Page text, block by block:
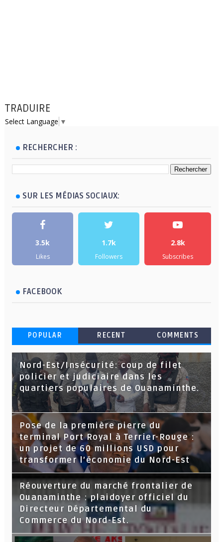
TRADUIRE
Select Language ▼
RECHERCHER :
SUR LES MÉDIAS SOCIAUX:
3.5k
Likes
1.7k
Followers
2.8k
Subscribes
FACEBOOK
POPULAR RECENT COMMENTS
Nord-Est/Insécurité: coup de filet
policier et judiciaire dans les
quartiers populaires de Ouanaminthe.
Pose de la première pierre du
terminal Port Royal à Terrier-Rouge :
un projet de 60 millions USD pour
transformer l’économie du Nord-Est
Réouverture du marché frontalier de
Ouanaminthe : plaidoyer officiel du
Directeur Départemental du
Commerce du Nord-Est.